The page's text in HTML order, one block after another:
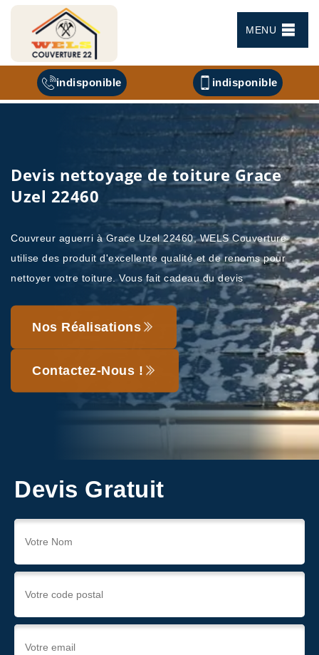
MENU
indisponible indisponible
Devis nettoyage de toiture Grace
Uzel 22460
Couvreur aguerri à Grace Uzel 22460, WELS Couverture
utilise des produit d'excellente qualité et de renoms pour
nettoyer votre toiture. Vous fait cadeau du devis
Nos Réalisations
Contactez-Nous !
Devis Gratuit